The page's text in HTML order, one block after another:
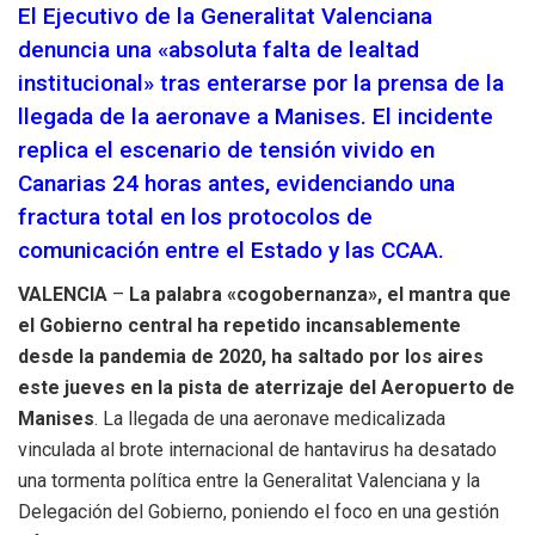
El Ejecutivo de la Generalitat Valenciana
denuncia una «absoluta falta de lealtad
institucional» tras enterarse por la prensa de la
llegada de la aeronave a Manises. El incidente
replica el escenario de tensión vivido en
Canarias 24 horas antes, evidenciando una
fractura total en los protocolos de
comunicación entre el Estado y las CCAA.
VALENCIA – La palabra «cogobernanza», el mantra que
el Gobierno central ha repetido incansablemente
desde la pandemia de 2020, ha saltado por los aires
este jueves en la pista de aterrizaje del Aeropuerto de
Manises. La llegada de una aeronave medicalizada
vinculada al brote internacional de hantavirus ha desatado
una tormenta política entre la Generalitat Valenciana y la
Delegación del Gobierno, poniendo el foco en una gestión